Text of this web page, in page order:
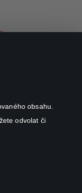
obsahu.
odvolat či
Albert Borschette 4,